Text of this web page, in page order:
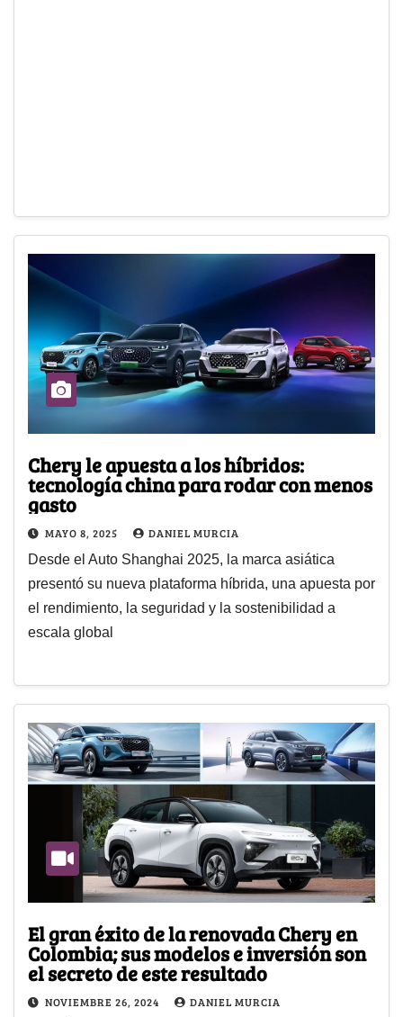
Chery le apuesta a los híbridos:
tecnología china para rodar con menos
gasto
MAYO 8, 2025 DANIEL MURCIA
Desde el Auto Shanghai 2025, la marca asiática
presentó su nueva plataforma híbrida, una apuesta por
el rendimiento, la seguridad y la sostenibilidad a
escala global
El gran éxito de la renovada Chery en
Colombia; sus modelos e inversión son
el secreto de este resultado
NOVIEMBRE 26, 2024 DANIEL MURCIA